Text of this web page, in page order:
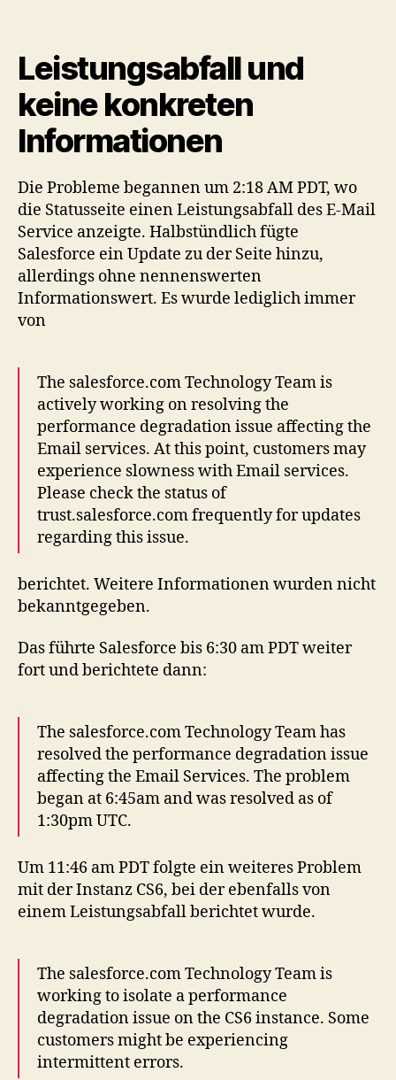
Leistungsabfall und
keine konkreten
Informationen
Die Probleme begannen um 2:18 AM PDT, wo
die Statusseite einen Leistungsabfall des E-Mail
Service anzeigte. Halbstündlich fügte
Salesforce ein Update zu der Seite hinzu,
allerdings ohne nennenswerten
Informationswert. Es wurde lediglich immer
von
The salesforce.com Technology Team is
actively working on resolving the
performance degradation issue affecting the
Email services. At this point, customers may
experience slowness with Email services.
Please check the status of
trust.salesforce.com frequently for updates
regarding this issue.
berichtet. Weitere Informationen wurden nicht
bekanntgegeben.
Das führte Salesforce bis 6:30 am PDT weiter
fort und berichtete dann:
The salesforce.com Technology Team has
resolved the performance degradation issue
affecting the Email Services. The problem
began at 6:45am and was resolved as of
1:30pm UTC.
Um 11:46 am PDT folgte ein weiteres Problem
mit der Instanz CS6, bei der ebenfalls von
einem Leistungsabfall berichtet wurde.
The salesforce.com Technology Team is
working to isolate a performance
degradation issue on the CS6 instance. Some
customers might be experiencing
intermittent errors.